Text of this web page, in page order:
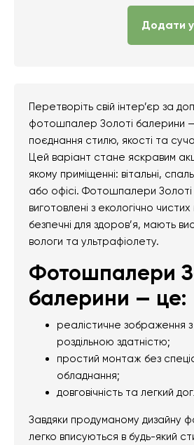
Додати
Перетворіть свій інтер’єр за
фотошпалер Золоті балерини —
поєднання стилю, якості та
Цей варіант стане яскравим
якому приміщенні: вітальні,
або офісі. Фотошпалери
виготовлені з екологічно чистих
безпечні для здоров’я, мають
вологи та ультрафіолету.
Фотошпалери
балерини — це:
реалістичне зображення
роздільною здатністю;
простий монтаж без
обладнання;
довговічність та легкий
Завдяки продуманому дизайну
легко вписуються в будь-який